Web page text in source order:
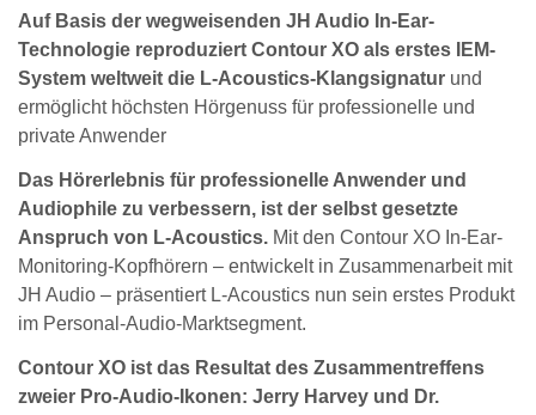
Auf Basis der wegweisenden JH Audio In-Ear-
Technologie reproduziert Contour XO als erstes IEM-
System weltweit die L-Acoustics-Klangsignatur und
ermöglicht höchsten Hörgenuss für professionelle und
private Anwender
Das Hörerlebnis für professionelle Anwender und
Audiophile zu verbessern, ist der selbst gesetzte
Anspruch von L-Acoustics. Mit den Contour XO In-Ear-
Monitoring-Kopfhörern – entwickelt in Zusammenarbeit mit
JH Audio – präsentiert L-Acoustics nun sein erstes Produkt
im Personal-Audio-Marktsegment.
Contour XO ist das Resultat des Zusammentreffens
zweier Pro-Audio-Ikonen: Jerry Harvey und Dr.